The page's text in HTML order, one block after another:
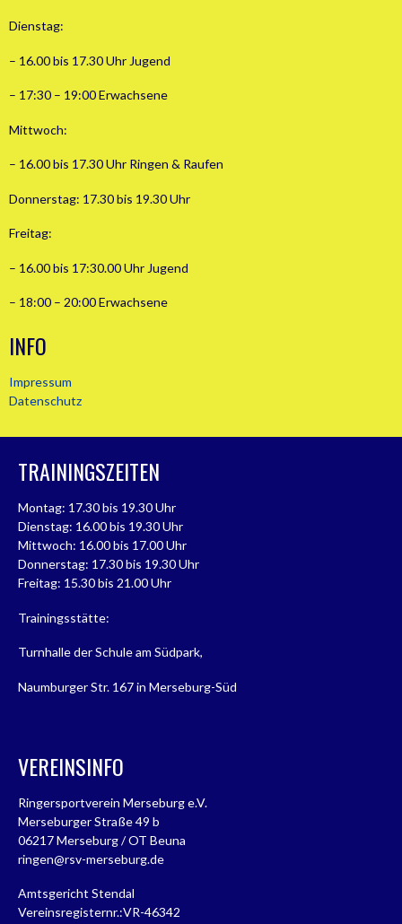
Dienstag:
– 16.00 bis 17.30 Uhr Jugend
– 17:30 – 19:00 Erwachsene
Mittwoch:
– 16.00 bis 17.30 Uhr Ringen & Raufen
Donnerstag: 17.30 bis 19.30 Uhr
Freitag:
– 16.00 bis 17:30.00 Uhr Jugend
– 18:00 – 20:00 Erwachsene
INFO
Impressum
Datenschutz
TRAININGSZEITEN
Montag: 17.30 bis 19.30 Uhr
Dienstag: 16.00 bis 19.30 Uhr
Mittwoch: 16.00 bis 17.00 Uhr
Donnerstag: 17.30 bis 19.30 Uhr
Freitag: 15.30 bis 21.00 Uhr
Trainingsstätte:
Turnhalle der Schule am Südpark,
Naumburger Str. 167 in Merseburg-Süd
VEREINSINFO
Ringersportverein Merseburg e.V.
Merseburger Straße 49 b
06217 Merseburg / OT Beuna
ringen@rsv-merseburg.de
Amtsgericht Stendal
Vereinsregisternr.:VR-46342